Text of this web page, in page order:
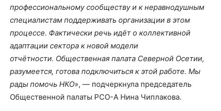
профессиональному сообществу и к неравнодушным
специалистам поддерживать организации в этом
процессе. Фактически речь идёт о коллективной
адаптации сектора к новой модели
отчётности. Общественная палата Северной Осетии,
разумеется, готова подключиться к этой работе. Мы
рады помочь НКО», — подчеркнула председатель
Общественной палаты РСО-А Нина Чиплакова.